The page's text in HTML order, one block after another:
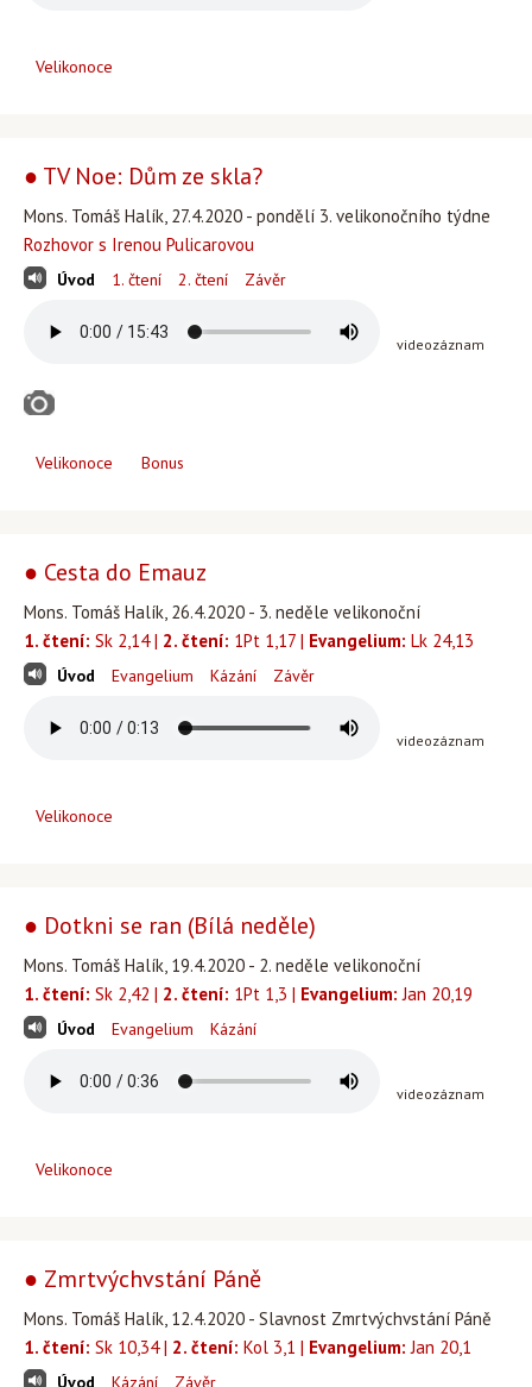
Velikonoce
● TV Noe: Dům ze skla?
Mons. Tomáš Halík, 27.4.2020 - pondělí 3. velikonočního týdne
Rozhovor s Irenou Pulicarovou
Úvod 1. čtení 2. čtení Závěr
videozáznam
Velikonoce Bonus
● Cesta do Emauz
Mons. Tomáš Halík, 26.4.2020 - 3. neděle velikonoční
1. čtení: Sk 2,14 | 2. čtení: 1Pt 1,17 | Evangelium: Lk 24,13
Úvod Evangelium Kázání Závěr
videozáznam
Velikonoce
● Dotkni se ran (Bílá neděle)
Mons. Tomáš Halík, 19.4.2020 - 2. neděle velikonoční
1. čtení: Sk 2,42 | 2. čtení: 1Pt 1,3 | Evangelium: Jan 20,19
Úvod Evangelium Kázání
videozáznam
Velikonoce
● Zmrtvýchvstání Páně
Mons. Tomáš Halík, 12.4.2020 - Slavnost Zmrtvýchvstání Páně
1. čtení: Sk 10,34 | 2. čtení: Kol 3,1 | Evangelium: Jan 20,1
Úvod Kázání Závěr